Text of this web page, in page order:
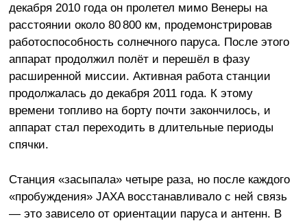
декабря 2010 года он пролетел мимо Венеры на
расстоянии около 80 800 км, продемонстрировав
работоспособность солнечного паруса. После этого
аппарат продолжил полёт и перешёл в фазу
расширенной миссии. Активная работа станции
продолжалась до декабря 2011 года. К этому
времени топливо на борту почти закончилось, и
аппарат стал переходить в длительные периоды
спячки.
Станция «засыпала» четыре раза, но после каждого
«пробуждения» JAXA восстанавливало с ней связь
— это зависело от ориентации паруса и антенн. В